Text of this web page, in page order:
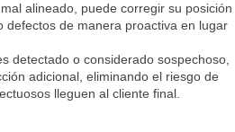
alineado, puede corregir su posición
defectos de manera proactiva en lugar
detectado o considerado sospechoso,
adicional, eliminando el riesgo de
lleguen al cliente final.